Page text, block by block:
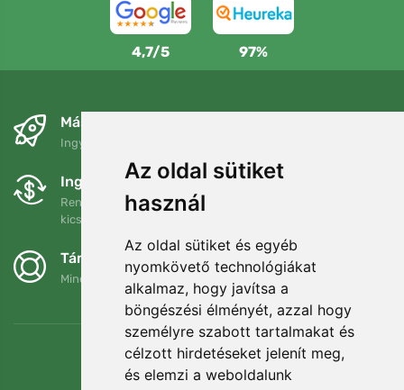
Az oldal sütiket
használ
Az oldal sütiket és egyéb
nyomkövető technológiákat
alkalmaz, hogy javítsa a
böngészési élményét, azzal hogy
személyre szabott tartalmakat és
célzott hirdetéseket jelenít meg,
és elemzi a weboldalunk
4,7/5 97%
Másnapra és ingyenesen
Ingyenes szállítás a következő összeg felett: 80 EUR
Ingyenes csere és visszaküldés
Rendelését 90 napon belül bármikor visszaküldheti vagy
kicserélheti.
Támogatjuk a Trees.org-ot
Minden megrendelésért ültetünk egy fát! Bővebben